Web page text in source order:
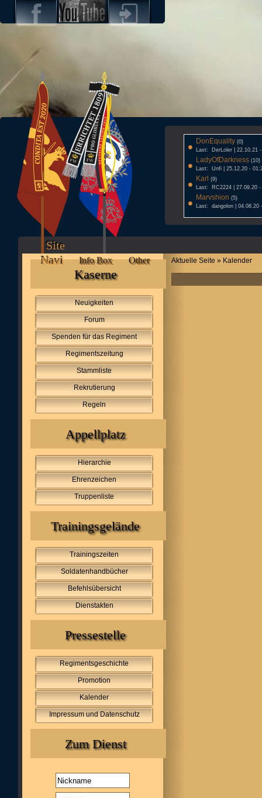
• DonEquality (0)
Last: DerLoler | 22.10.21
• LadyOfDarkness (10)
Last: Unfi | 25.12.20 -
• Karl (9)
Last: RC2224 | 27.09.20 -
• Marvshion (5)
Last: dangolon | 04.08.20
Site
Navi
Info Box Other
Kaserne
Neuigkeiten
Forum
Spenden für das Regiment
Regimentszeitung
Stammliste
Rekrutierung
Regeln
Appellplatz
Hierarchie
Ehrenzeichen
Truppenliste
Trainingsgelände
Trainingszeiten
Soldatenhandbücher
Befehlsübersicht
Dienstakten
Pressestelle
Regimentsgeschichte
Promotion
Kalender
Impressum und Datenschutz
Zum Dienst
Aktuelle Seite » Kalender